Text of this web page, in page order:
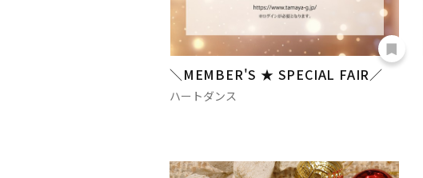
＼MEMBER'S ★ SPECIAL FAIR／
ハートダンス